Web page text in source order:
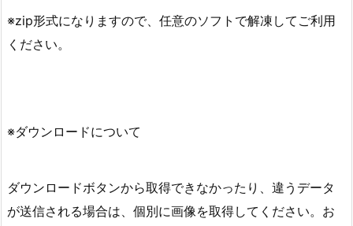
※zip形式になりますので、任意のソフトで解凍してご利用
ください。
※ダウンロードについて
ダウンロードボタンから取得できなかったり、違うデータ
が送信される場合は、個別に画像を取得してください。お